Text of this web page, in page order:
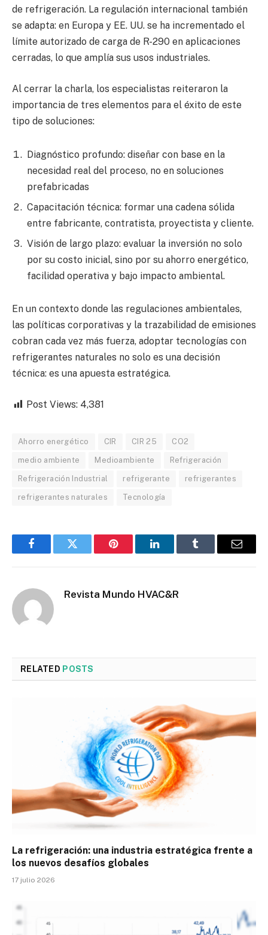
de refrigeración. La regulación internacional también
se adapta: en Europa y EE. UU. se ha incrementado el
límite autorizado de carga de R-290 en aplicaciones
cerradas, lo que amplía sus usos industriales.
Al cerrar la charla, los especialistas reiteraron la
importancia de tres elementos para el éxito de este
tipo de soluciones:
Diagnóstico profundo: diseñar con base en la
necesidad real del proceso, no en soluciones
prefabricadas
Capacitación técnica: formar una cadena sólida
entre fabricante, contratista, proyectista y cliente.
Visión de largo plazo: evaluar la inversión no solo
por su costo inicial, sino por su ahorro energético,
facilidad operativa y bajo impacto ambiental.
En un contexto donde las regulaciones ambientales,
las políticas corporativas y la trazabilidad de emisiones
cobran cada vez más fuerza, adoptar tecnologías con
refrigerantes naturales no solo es una decisión
técnica: es una apuesta estratégica.
Post Views: 4,381
Ahorro energético CIR CIR 25 CO2
medio ambiente Medioambiente Refrigeración
Refrigeración Industrial refrigerante refrigerantes
refrigerantes naturales Tecnología
FacebookTwitter Pinterest LinkedInTumblr Email
Revista Mundo HVAC&R
RELATED POSTS
La refrigeración: una industria estratégica frente a
los nuevos desafíos globales
17 julio 2026